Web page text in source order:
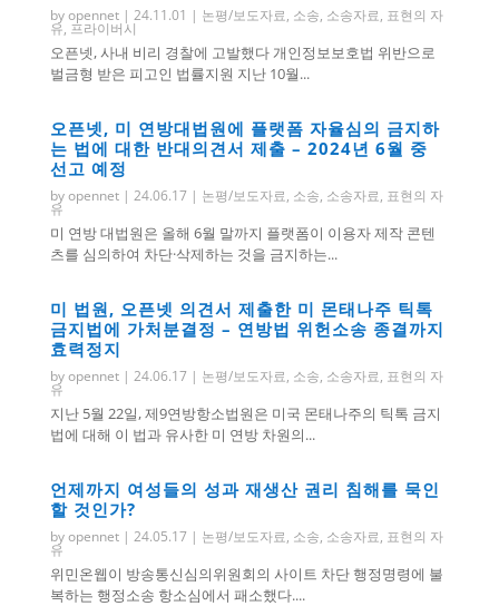
byopennet| 24.11.01 | 논평/보도자료, 소송, 소송자료, 표현의 자
유, 프라이버시
오픈넷, 사내 비리 경찰에 고발했다 개인정보보호법 위반으로
벌금형 받은 피고인 법률지원 지난 10월...
오픈넷, 미 연방대법원에 플랫폼 자율심의 금지하
는 법에 대한 반대의견서 제출 – 2024년 6월 중
선고 예정
byopennet| 24.06.17| 논평/보도자료, 소송, 소송자료, 표현의 자
유
미 연방 대법원은 올해 6월 말까지 플랫폼이 이용자 제작 콘텐
츠를 심의하여 차단·삭제하는 것을 금지하는...
미 법원, 오픈넷 의견서 제출한 미 몬태나주 틱톡
금지법에 가처분결정 – 연방법 위헌소송 종결까지
효력정지
byopennet| 24.06.17| 논평/보도자료, 소송, 소송자료, 표현의 자
유
지난 5월 22일, 제9연방항소법원은 미국 몬태나주의 틱톡 금지
법에 대해 이 법과 유사한 미 연방 차원의...
언제까지 여성들의 성과 재생산 권리 침해를 묵인
할 것인가?
byopennet| 24.05.17| 논평/보도자료, 소송, 소송자료, 표현의 자
유
위민온웹이 방송통신심의위원회의 사이트 차단 행정명령에 불
복하는 행정소송 항소심에서 패소했다....